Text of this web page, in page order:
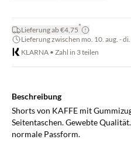
Lieferung ab €4,75*
Lieferung zwischen mo. 10. aug. - di.
KLARNA • Zahl in 3 teilen
Beschreibung
Shorts von KAFFE mit
Seitentaschen. Gewebte
normale Passform.